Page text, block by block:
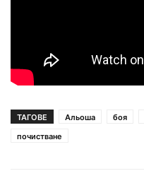
ТАГОВЕ Альоша боя
почистване